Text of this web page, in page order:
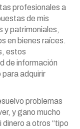
profesionales a
de mis
y patrimoniales,
en bienes raíces.
estos
de información
para adquirir
problemas
y gano mucho
a otros “tipo